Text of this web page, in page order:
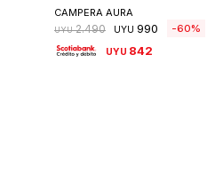
CAMPERA AURA
UYU 2.490 UYU 990 60
UYU 842